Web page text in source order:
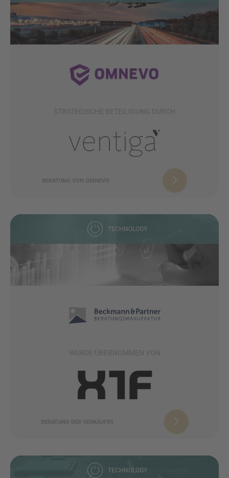
STRATEGISCHE BETEILIGUNG DURCH
BERATUNG VON OMNEVO
TECHNOLOGY
WURDE ÜBERNOMMEN VON
BERATUNG DER VERKÄUFER
TECHNOLOGY